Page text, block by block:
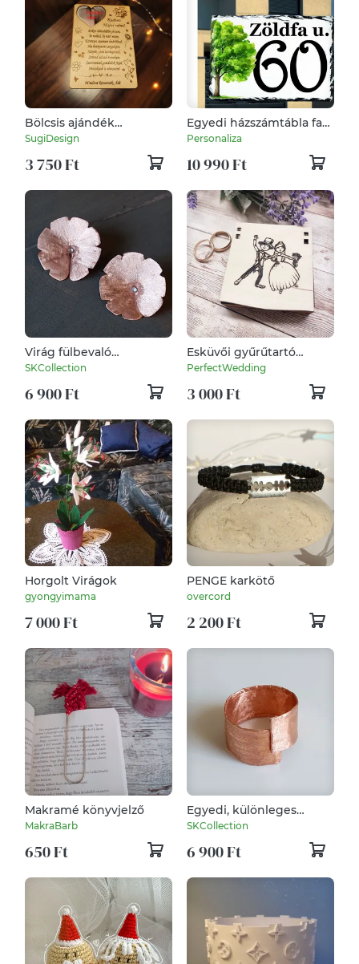
Bölcsis ajándék
ballagásra, dadusnak,
gondozónak
SugiDesign
3 750 Ft
Egyedi házszámtábla fa
mintával kőből
Personaliza
10 990 Ft
Virág fülbevaló
vörösrézből
SKCollection
6 900 Ft
Esküvői gyűrűtartó
dobozka - Köszönünk
mindent mintával
PerfectWedding
3 000 Ft
Horgolt Virágok
gyongyimama
7 000 Ft
PENGE karkötő
overcord
2 200 Ft
Makramé könyvjelző
MakraBarb
650 Ft
Egyedi, különleges
design gyűrű
SKCollection
6 900 Ft